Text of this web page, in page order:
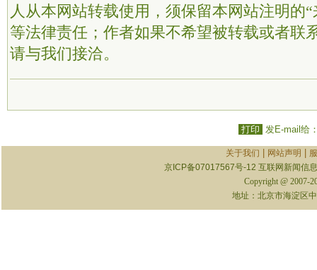
人从本网站转载使用，须保留本网站注明的
等法律责任；作者如果不希望被转载或者联
请与我们接洽。
打印 发E-mail给
关于我们 网站声明
京ICP备07017567号-12 互联网新闻信
Copyright @ 2007-
地址：北京市海淀区